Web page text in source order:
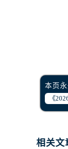
本页永
相关文